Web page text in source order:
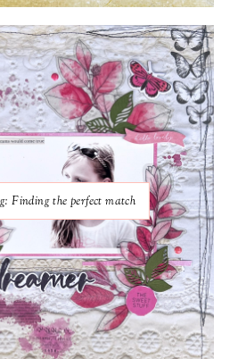
Finding the perfect match